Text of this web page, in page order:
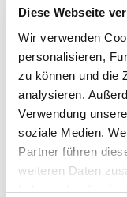
Diese Webseite
Wir verwenden
personalisieren,
zu können und die
analysieren.
Verwendung
soziale Medien,
Partner führen
weiteren Daten
haben oder die sie
Hauptstr. 440
53721 Siegburg
Zubehör